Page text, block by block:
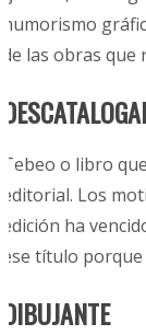
humorismo
de las obras que
Tebeo o libro
editorial. Los
edición ha
ese título
DIBUJANTE